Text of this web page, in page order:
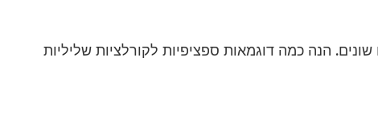
הנה כמה דוגמאות ספציפיות לקורלציות שליליות